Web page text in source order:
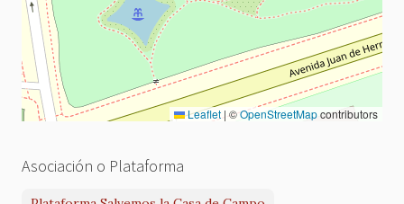
Leaflet|©OpenStreetMapcontributors
Asociación o Plataforma